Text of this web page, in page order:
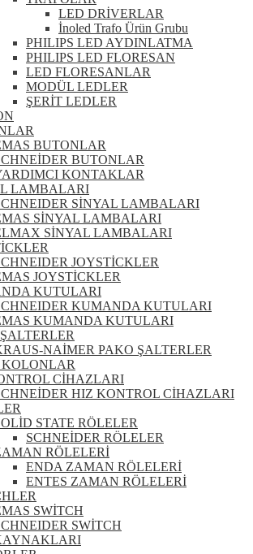
LED DRİVERLAR
İnoled Trafo Ürün Grubu
PHILIPS LED AYDINLATMA
PHILIPS LED FLORESAN
LED FLORESANLAR
MODÜL LEDLER
ŞERİT LEDLER
BUTONLAR
BUTONLAR
KONTAKLAR
LAMBALARI
SİNYAL LAMBALARI
SİNYAL LAMBALARI
SİNYAL LAMBALARI
JOYSTİCKLER
JOYSTİCKLER
KUTULARI
KUMANDA KUTULARI
KUMANDA KUTULARI
NAİMER PAKO ŞALTERLER
CİHAZLARI
HIZ KONTROL CİHAZLARI
STATE RÖLELER
SCHNEİDER RÖLELER
RÖLELERİ
ENDA ZAMAN RÖLELERİ
ENTES ZAMAN RÖLELERİ
SWİTCH
SWİTCH